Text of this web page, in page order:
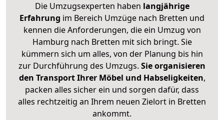
Die Umzugsexperten haben langjährige
Erfahrung im Bereich Umzüge nach Bretten und
kennen die Anforderungen, die ein Umzug von
Hamburg nach Bretten mit sich bringt. Sie
kümmern sich um alles, von der Planung bis hin
zur Durchführung des Umzugs. Sie organisieren
den Transport Ihrer Möbel und Habseligkeiten,
packen alles sicher ein und sorgen dafür, dass
alles rechtzeitig an Ihrem neuen Zielort in Bretten
ankommt.